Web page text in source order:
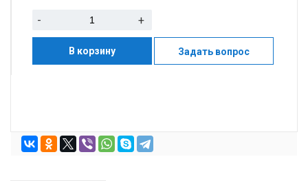
- +
В корзину Задать вопрос